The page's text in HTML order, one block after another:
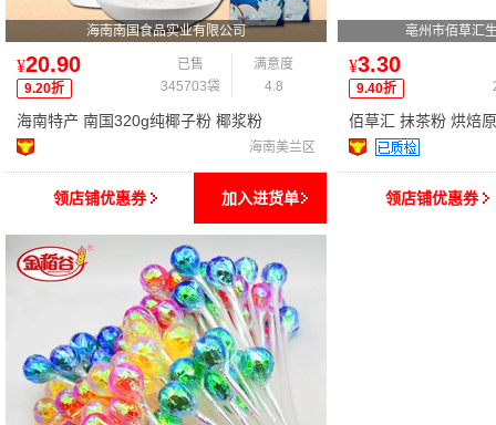
海南南国食品实业有限公司
¥20.90
9.20折
已售
345703袋
满意度
4.8
海南特产 南国320g纯椰子粉 椰浆粉
海南美兰区
领店铺优惠券 加入进货单
亳州市佰草汇
¥3.30
9.40折
佰草汇 抹茶粉 烘焙
料 80g/袋 批发
领店铺优惠券